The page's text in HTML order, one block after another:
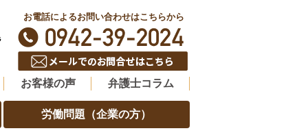
お電話によるお問い合わせはこちらから
お客様の声 弁護士コラム
労働問題（企業の方）